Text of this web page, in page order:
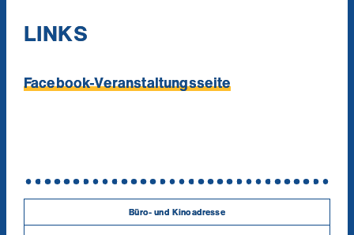
LINKS
Facebook-Veranstaltungsseite
Büro- und Kinoadresse